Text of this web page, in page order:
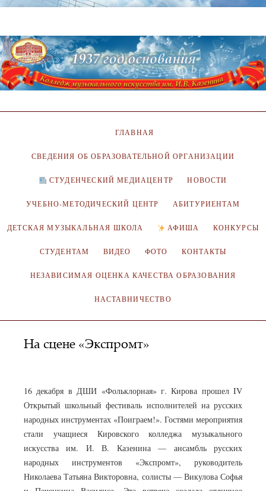
ГЛАВНАЯ
СВЕДЕНИЯ ОБ ОБРАЗОВАТЕЛЬНОЙ ОРГАНИЗАЦИИ
СТУДЕНЧЕСКИЙ МЕДИАЦЕНТР НОВОСТИ
УЧЕБНО-МЕТОДИЧЕСКИЙ ЦЕНТР АБИТУРИЕНТАМ
ДЕТСКАЯ МУЗЫКАЛЬНАЯ ШКОЛА АФИША КОНКУРСЫ
СТУДЕНТАМ ВИДЕО ФОТО КОНТАКТЫ
НЕЗАВИСИМАЯ ОЦЕНКА КАЧЕСТВА ОБРАЗОВАНИЯ
НАСТАВНИЧЕСТВО
На сцене «Экспромт»
16 декабря в ДШИ «Фольклорная» г. Кирова прошел IV
Открытый школьный фестиваль исполнителей на русских
народных инструментах «Поиграем!». Гостями мероприятия
стали учащиеся Кировского колледжа музыкального
искусства им. И. В. Казенина — ансамбль русских
народных инструментов «Экспромт», руководитель
Николаева Татьяна Викторовна, солисты — Викулова Софья